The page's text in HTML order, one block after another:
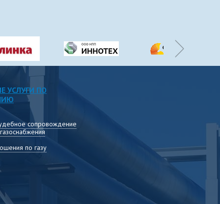
УСЛУГИ ПО
сопровождение
по газу